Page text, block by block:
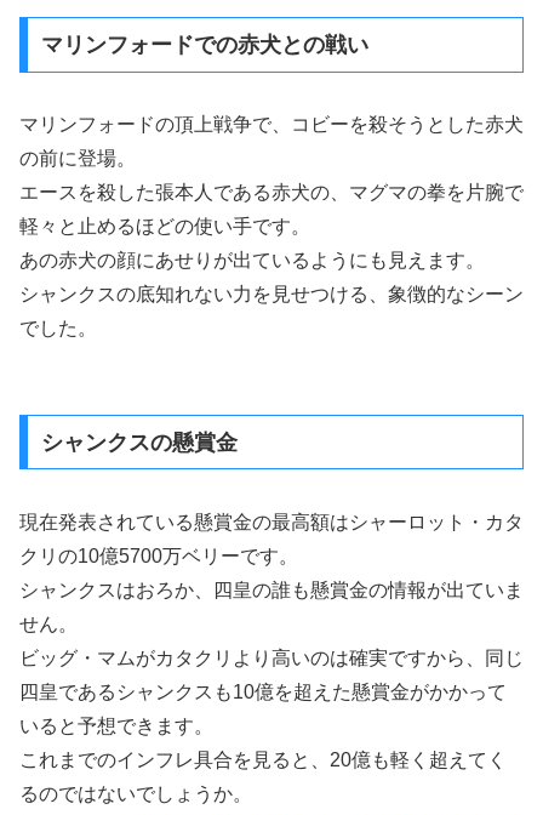
マリンフォードでの赤犬との戦い
マリンフォードの頂上戦争で、コビーを殺そうとした赤犬
の前に登場。
エースを殺した張本人である赤犬の、マグマの拳を片腕で
軽々と止めるほどの使い手です。
あの赤犬の顔にあせりが出ているようにも見えます。
シャンクスの底知れない力を見せつける、象徴的なシーン
でした。
シャンクスの懸賞金
現在発表されている懸賞金の最高額はシャーロット・カタ
クリの10億5700万ベリーです。
シャンクスはおろか、四皇の誰も懸賞金の情報が出ていま
せん。
ビッグ・マムがカタクリより高いのは確実ですから、同じ
四皇であるシャンクスも10億を超えた懸賞金がかかって
いると予想できます。
これまでのインフレ具合を見ると、20億も軽く超えてく
るのではないでしょうか。